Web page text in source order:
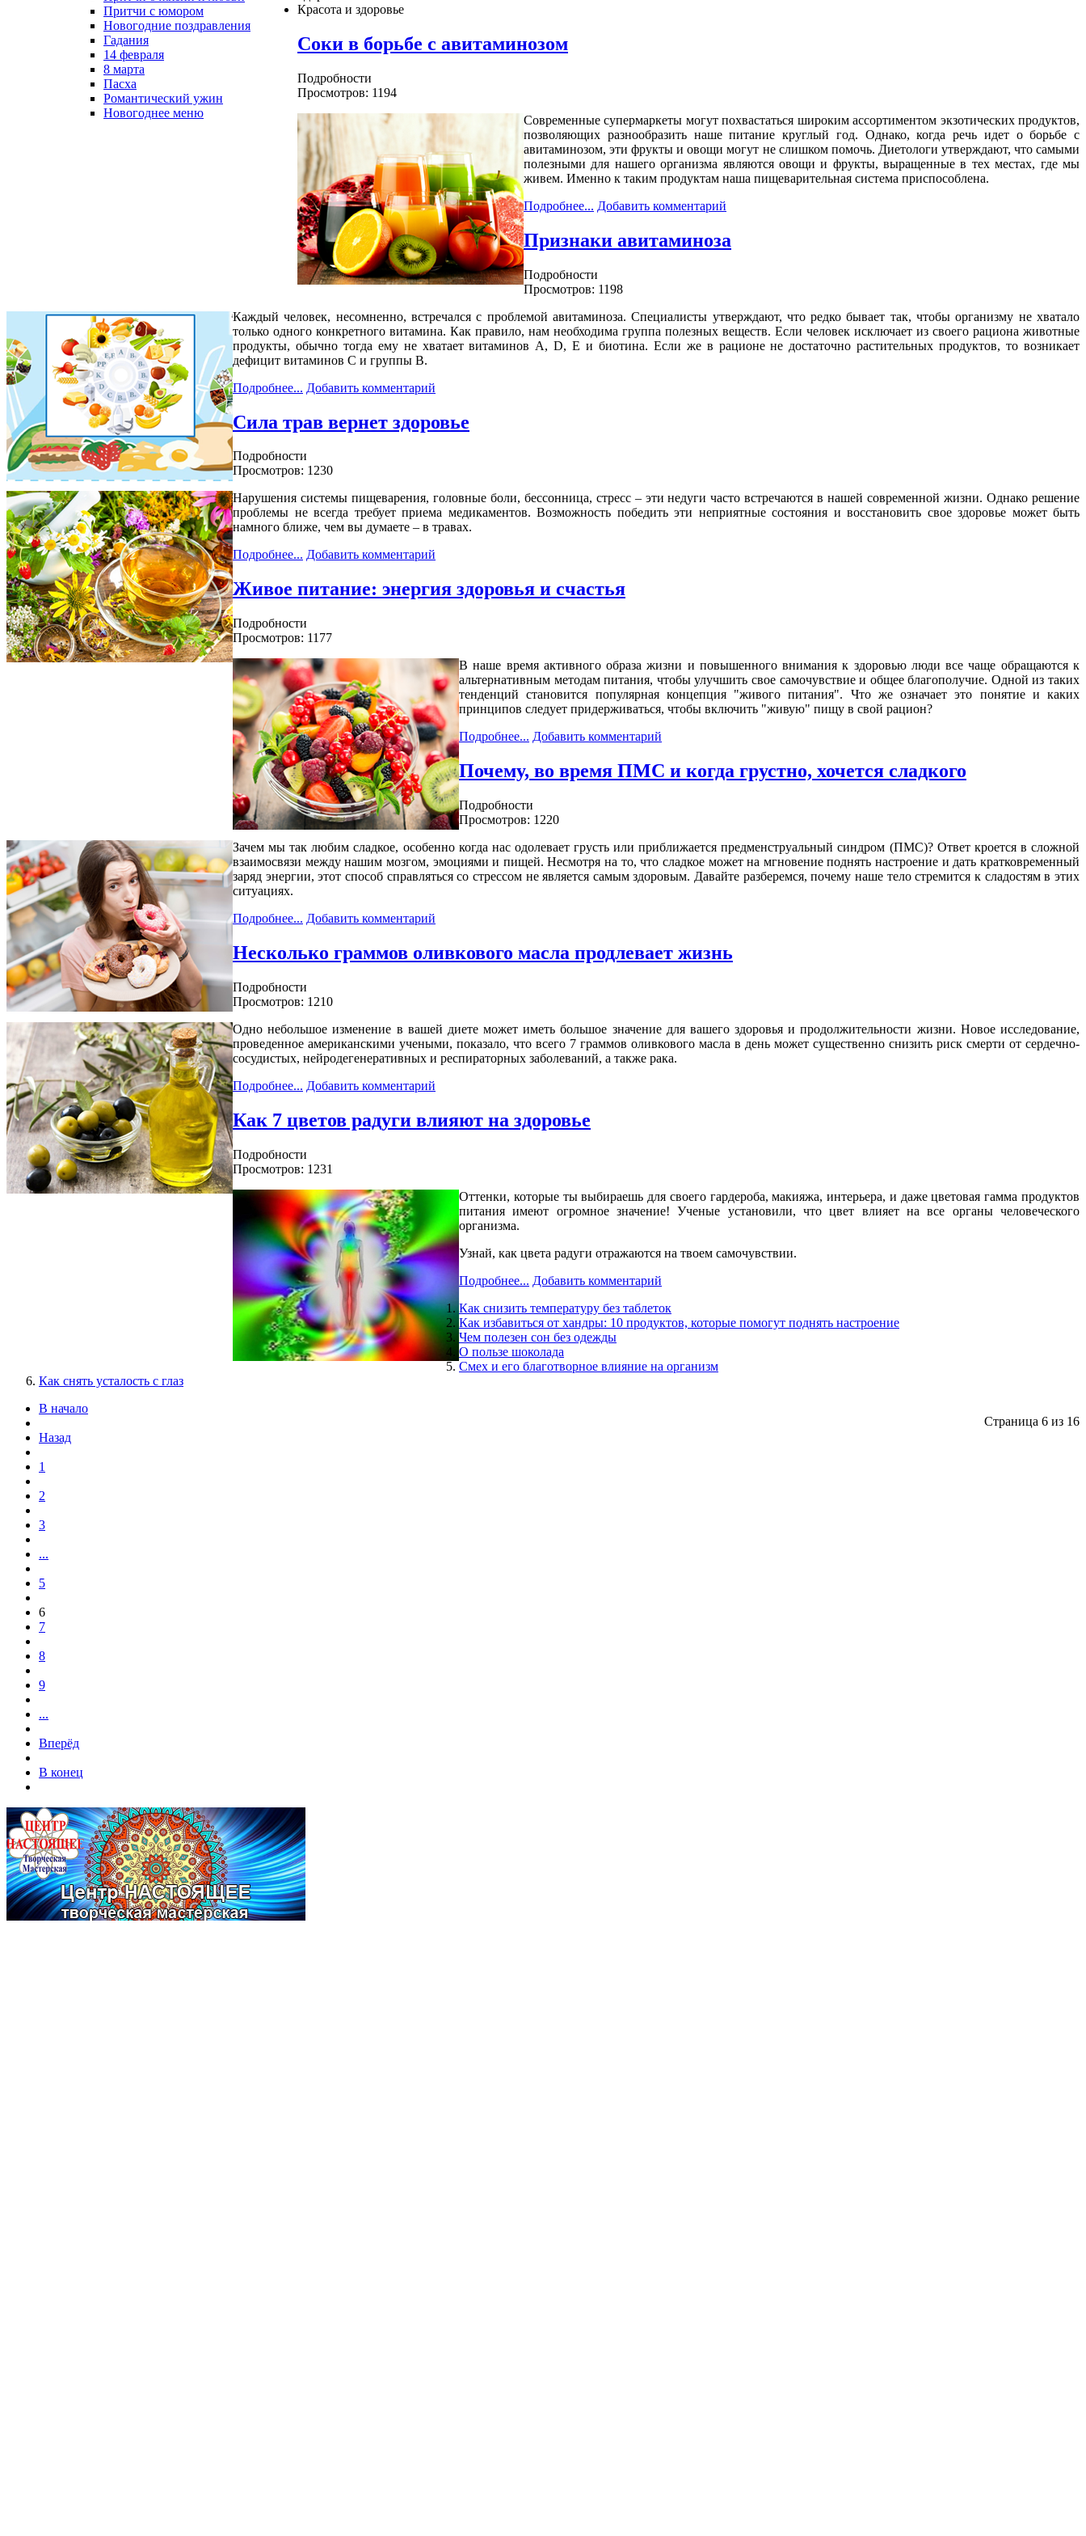
Притчи с юмором
Новогодние поздравления
Гадания
14 февраля
8 марта
Пасха
Романтический ужин
Новогоднее меню
Красота и здоровье
Соки в борьбе с авитаминозом
Подробности
Просмотров: 1194
Современные супермаркеты могут похвастаться широким ассортиментом экзотических продуктов,
позволяющих разнообразить наше питание круглый год. Однако, когда речь идет о борьбе с
авитаминозом, эти фрукты и овощи могут не слишком помочь. Диетологи утверждают, что самыми
полезными для нашего организма являются овощи и фрукты, выращенные в тех местах, где мы
живем. Именно к таким продуктам наша пищеварительная система приспособлена.
Подробнее... Добавить комментарий
Признаки авитаминоза
Подробности
Просмотров: 1198
Каждый человек, несомненно, встречался с проблемой авитаминоза. Специалисты утверждают, что редко бывает так, чтобы организму не хватало
только одного конкретного витамина. Как правило, нам необходима группа полезных веществ. Если человек исключает из своего рациона животные
продукты, обычно тогда ему не хватает витаминов A, D, E и биотина. Если же в рационе не достаточно растительных продуктов, то возникает
дефицит витаминов C и группы B.
Подробнее... Добавить комментарий
Сила трав вернет здоровье
Подробности
Просмотров: 1230
Нарушения системы пищеварения, головные боли, бессонница, стресс – эти недуги часто встречаются в нашей современной жизни. Однако решение
проблемы не всегда требует приема медикаментов. Возможность победить эти неприятные состояния и восстановить свое здоровье может быть
намного ближе, чем вы думаете – в травах.
Подробнее... Добавить комментарий
Живое питание: энергия здоровья и счастья
Подробности
Просмотров: 1177
В наше время активного образа жизни и повышенного внимания к здоровью люди все чаще обращаются к
альтернативным методам питания, чтобы улучшить свое самочувствие и общее благополучие. Одной из таких
тенденций становится популярная концепция "живого питания". Что же означает это понятие и каких
принципов следует придерживаться, чтобы включить "живую" пищу в свой рацион?
Подробнее... Добавить комментарий
Почему, во время ПМС и когда грустно, хочется сладкого
Подробности
Просмотров: 1220
Зачем мы так любим сладкое, особенно когда нас одолевает грусть или приближается предменструальный синдром (ПМС)? Ответ кроется в сложной
взаимосвязи между нашим мозгом, эмоциями и пищей. Несмотря на то, что сладкое может на мгновение поднять настроение и дать кратковременный
заряд энергии, этот способ справляться со стрессом не является самым здоровым. Давайте разберемся, почему наше тело стремится к сладостям в этих
ситуациях.
Подробнее... Добавить комментарий
Несколько граммов оливкового масла продлевает жизнь
Подробности
Просмотров: 1210
Одно небольшое изменение в вашей диете может иметь большое значение для вашего здоровья и продолжительности жизни. Новое исследование,
проведенное американскими учеными, показало, что всего 7 граммов оливкового масла в день может существенно снизить риск смерти от сердечно-
сосудистых, нейродегенеративных и респираторных заболеваний, а также рака.
Подробнее... Добавить комментарий
Как 7 цветов радуги влияют на здоровье
Подробности
Просмотров: 1231
Оттенки, которые ты выбираешь для своего гардероба, макияжа, интерьера, и даже цветовая гамма продуктов
питания имеют огромное значение! Ученые установили, что цвет влияет на все органы человеческого
организма.
Узнай, как цвета радуги отражаются на твоем самочувствии.
Подробнее... Добавить комментарий
Как снизить температуру без таблеток
Как избавиться от хандры: 10 продуктов, которые помогут поднять настроение
Чем полезен сон без одежды
О пользе шоколада
Смех и его благотворное влияние на организм
Как снять усталость с глаз
Страница 6 из 16
В начало
Назад
1
2
3
...
5
6
7
8
9
...
Вперёд
В конец